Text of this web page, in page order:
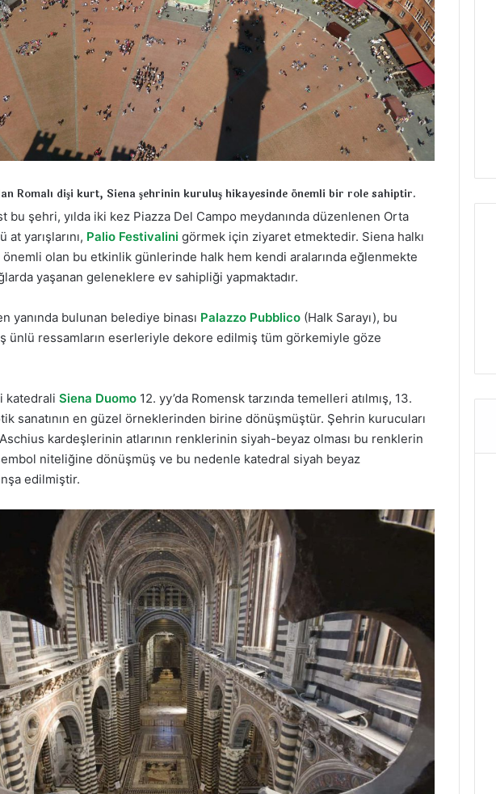
Romalı dişi kurt, Siena şehrinin kuruluş hikayesinde önemli bir role sahiptir.
bu şehri, yılda iki kez Piazza Del Campo meydanında düzenlenen Orta
yarışlarını, Palio Festivalini görmek için ziyaret etmektedir. Siena halkı
olan bu etkinlik günlerinde halk hem kendi aralarında eğlenmekte
yaşanan geleneklere ev sahipliği yapmaktadır.
yanında bulunan belediye binası Palazzo Pubblico (Halk Sarayı), bu
ünlü ressamların eserleriyle dekore edilmiş tüm görkemiyle göze
katedrali Siena Duomo 12. yy’da Romensk tarzında temelleri atılmış, 13.
sanatının en güzel örneklerinden birine dönüşmüştür. Şehrin kurucuları
kardeşlerinin atlarının renklerinin siyah-beyaz olması bu renklerin
niteliğine dönüşmüş ve bu nedenle katedral siyah beyaz
edilmiştir.